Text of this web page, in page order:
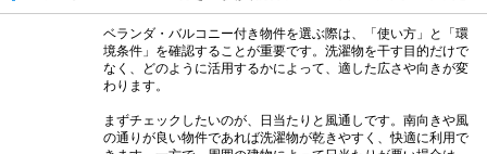
ベランダ・バルコニー付き物件を選ぶ際は、「使い方」と「環
境条件」を確認することが重要です。洗濯物を干す目的だけで
なく、どのように活用するかによって、適した広さや向きが変
わります。
まずチェックしたいのが、日当たりと風通しです。南向きや風
の通りが良い物件であれば洗濯物が乾きやすく、快適に利用で